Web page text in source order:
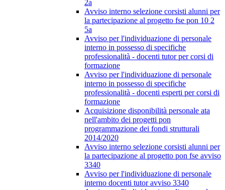
2a
Avviso interno selezione corsisti alunni per
la partecipazione al progetto fse pon 10 2
5a
Avviso per l'individuazione di personale
interno in possesso di specifiche
professionalità - docenti tutor per corsi di
formazione
Avviso per l'individuazione di personale
interno in possesso di specifiche
professionalità - docenti esperti per corsi di
formazione
Acquisizione disponibilità personale ata
nell'ambito dei progetti pon
programmazione dei fondi strutturali
2014/2020
Avviso interno selezione corsisti alunni per
la partecipazione al progetto pon fse avviso
3340
Avviso per l'individuazione di personale
interno docenti tutor avviso 3340